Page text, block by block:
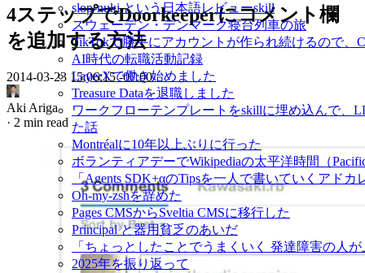
slop-nuki という日本語レビューskill
スウェーデン・デンマーク寝台列車の旅
TikTokで勝手にアカウントが作られ続けるので、
AI時代の転職活動記録
LayerXで働き始めました
Treasure Dataを退職しました
ワークフローテンプレートをskillに埋め込んで、
た話
Montréalに10年以上ぶりに行った
ボランティアデーでWikipediaの太平洋時間（
「Agents SDK+αのTipsを一人で書いていくアドカ
Oh-my-zshを辞めた
Pages CMSからSveltia CMSに移行した
Principal と器用貧乏のあいだ
「ちょっとしたことでうまくいく 発達障害の人
2025年を振り返って
4ステップでDoorkeeperにコメント欄
を追加する方法
2014-03-23 15:06:15 -07:00·
Aki Ariga
· 2 min read